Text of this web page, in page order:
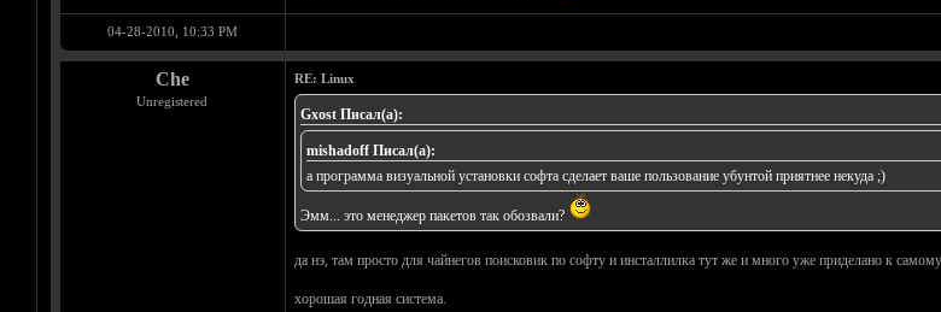
04-28-2010, 10:33 PM
Che
Unregistered
RE: Linux
Gxost Писал(а):
mishadoff Писал(а):
а программа визуальной установки софта сделает ваше пользование убунтой приятнее некуда ;)
Эмм... это менеджер пакетов так обозвали?
да нэ, там просто для чайнегов поисковик по софту и инсталлилка тут же и много уже приделано к
хорошая годная система.